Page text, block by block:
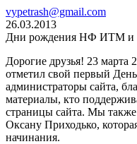
vypetrash@gmail.com
26.03.2013
Дни рождения НФ ИТМ и
Дорогие друзья! 23
отметил свой первый
администраторы сайта,
материалы, кто
страницы сайта. Мы также
Оксану Приходько,
начинания.